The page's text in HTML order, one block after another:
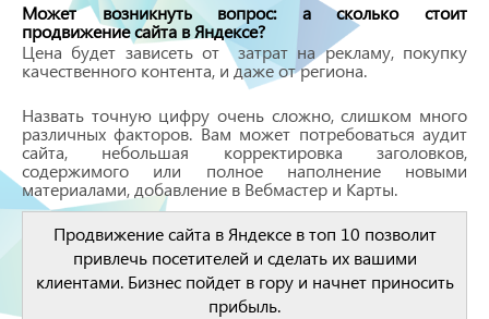
Может возникнуть вопрос: а сколько стоит
продвижение сайта в Яндексе?
Цена будет зависеть от затрат на рекламу, покупку
качественного контента, и даже от региона.
Назвать точную цифру очень сложно, слишком много
различных факторов. Вам может потребоваться аудит
сайта, небольшая корректировка заголовков,
содержимого или полное наполнение новыми
материалами, добавление в Вебмастер и Карты.
Продвижение сайта в Яндексе в топ 10 позволит
привлечь посетителей и сделать их вашими
клиентами. Бизнес пойдет в гору и начнет приносить
прибыль.